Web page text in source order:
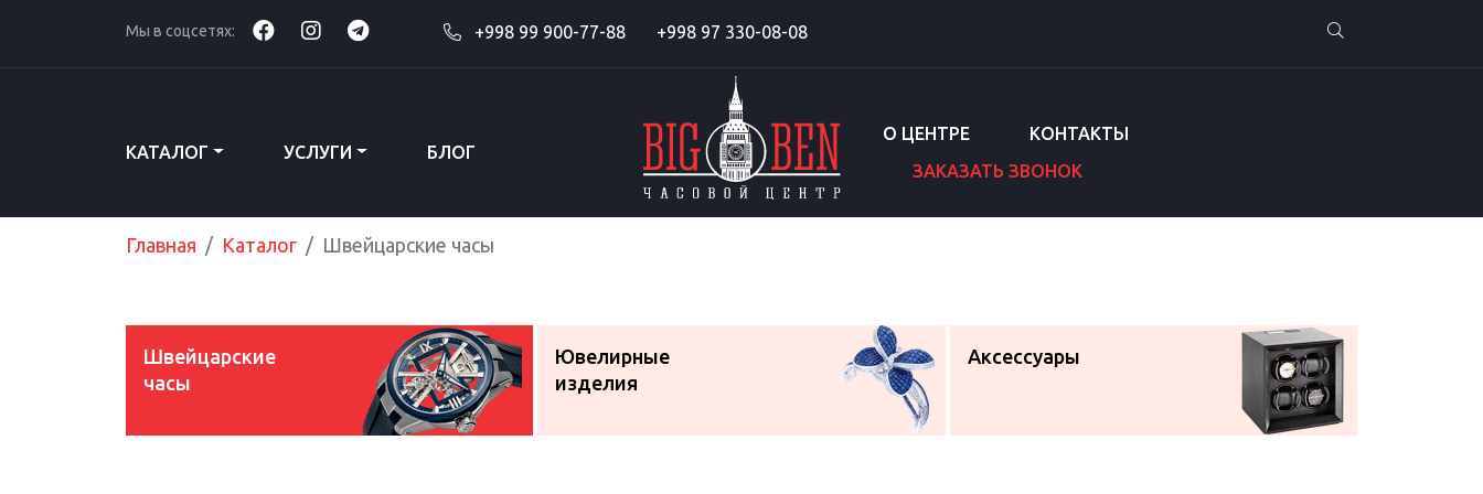
Мы в соцсетях: +998 99 900-77-88 +998 97 330-08-08
КАТАЛОГ УСЛУГИ БЛОГ
О ЦЕНТРЕ
КОНТАКТЫ
ЗАКАЗАТЬ ЗВОНОК
Главная Каталог Швейцарские часы
Швейцарские
часы
Ювелирные
изделия
Аксессуары